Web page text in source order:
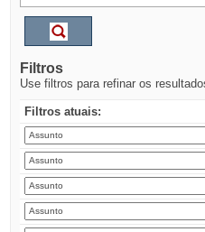
Filtros
Use filtros para refinar os
Filtros atuais: